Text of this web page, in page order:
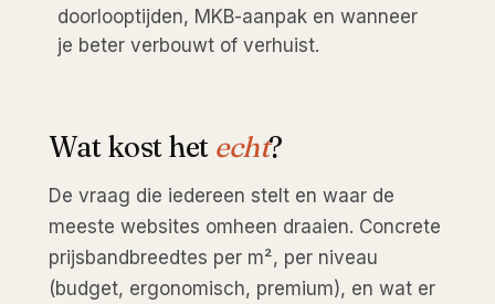
doorlooptijden, MKB-aanpak en wanneer
je beter verbouwt of verhuist.
Wat kost het echt?
De vraag die iedereen stelt en waar de
meeste websites omheen draaien. Concrete
prijsbandbreedtes per m², per niveau
(budget, ergonomisch, premium), en wat er